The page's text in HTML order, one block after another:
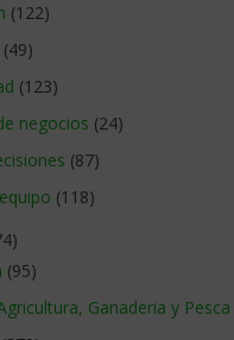
(122)
(123)
negocios (24)
(87)
(118)
(95)
Ganaderia y Pesca